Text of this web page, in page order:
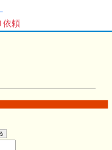
依頼